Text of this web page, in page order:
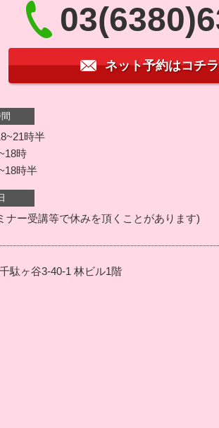
ネット予約はコチラ
時半
時
時半
ナー受講等で休みを頂くことがあります)
駄ヶ谷3-40-1 林ビル1階